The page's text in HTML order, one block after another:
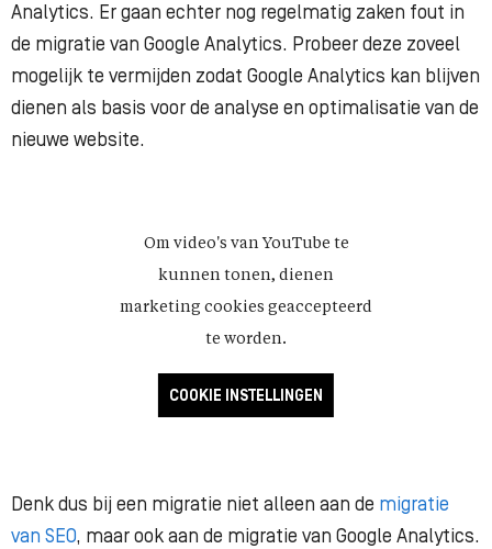
Analytics. Er gaan echter nog regelmatig zaken fout in
de migratie van Google Analytics. Probeer deze zoveel
mogelijk te vermijden zodat Google Analytics kan blijven
dienen als basis voor de analyse en optimalisatie van de
nieuwe website.
Om video's van YouTube te
kunnen tonen, dienen
marketing cookies geaccepteerd
te worden.
COOKIE INSTELLINGEN
Denk dus bij een migratie niet alleen aan de migratie
van SEO, maar ook aan de migratie van Google Analytics.